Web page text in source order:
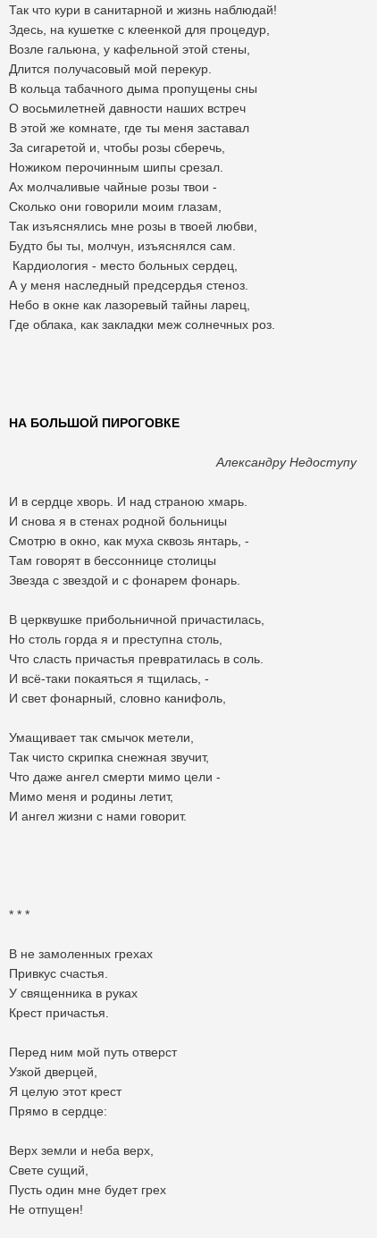
Так что кури в санитарной и жизнь наблюдай!
Здесь, на кушетке с клеенкой для процедур,
Возле гальюна, у кафельной этой стены,
Длится получасовый мой перекур.
В кольца табачного дыма пропущены сны
О восьмилетней давности наших встреч
В этой же комнате, где ты меня заставал
За сигаретой и, чтобы розы сберечь,
Ножиком перочинным шипы срезал.
Ах молчаливые чайные розы твои -
Сколько они говорили моим глазам,
Так изъяснялись мне розы в твоей любви,
Будто бы ты, молчун, изъяснялся сам.
Кардиология - место больных сердец,
А у меня наследный предсердья стеноз.
Небо в окне как лазоревый тайны ларец,
Где облака, как закладки меж солнечных роз.
НА БОЛЬШОЙ ПИРОГОВКЕ
Александру Недоступу
И в сердце хворь. И над страною хмарь.
И снова я в стенах родной больницы
Смотрю в окно, как муха сквозь янтарь, -
Там говорят в бессоннице столицы
Звезда с звездой и с фонарем фонарь.
В церквушке прибольничной причастилась,
Но столь горда я и преступна столь,
Что сласть причастья превратилась в соль.
И всё-таки покаяться я тщилась, -
И свет фонарный, словно канифоль,
Умащивает так смычок метели,
Так чисто скрипка снежная звучит,
Что даже ангел смерти мимо цели -
Мимо меня и родины летит,
И ангел жизни с нами говорит.
* * *
В не замоленных грехах
Привкус счастья.
У священника в руках
Крест причастья.
Перед ним мой путь отверст
Узкой дверцей,
Я целую этот крест
Прямо в сердце:
Верх земли и неба верх,
Свете сущий,
Пусть один мне будет грех
Не отпущен!